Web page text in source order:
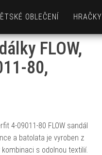
OBLEČENÍ HRAČKY
FLOW,
80,
4-09011-80 FLOW sandál
a batolata je vyroben z
s odolnou textilií.